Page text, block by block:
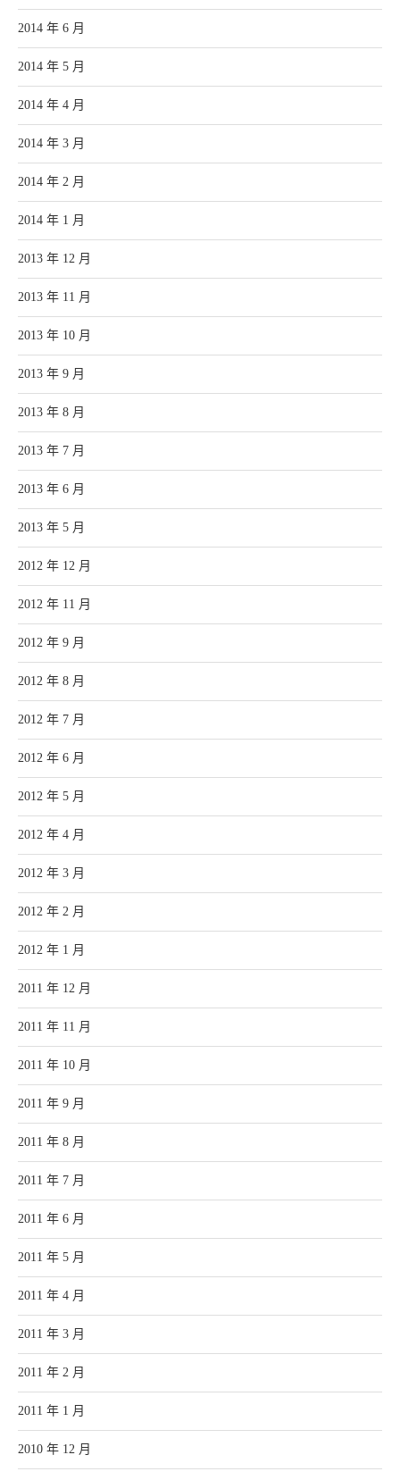
2014 年 6 月
2014 年 5 月
2014 年 4 月
2014 年 3 月
2014 年 2 月
2014 年 1 月
2013 年 12 月
2013 年 11 月
2013 年 10 月
2013 年 9 月
2013 年 8 月
2013 年 7 月
2013 年 6 月
2013 年 5 月
2012 年 12 月
2012 年 11 月
2012 年 9 月
2012 年 8 月
2012 年 7 月
2012 年 6 月
2012 年 5 月
2012 年 4 月
2012 年 3 月
2012 年 2 月
2012 年 1 月
2011 年 12 月
2011 年 11 月
2011 年 10 月
2011 年 9 月
2011 年 8 月
2011 年 7 月
2011 年 6 月
2011 年 5 月
2011 年 4 月
2011 年 3 月
2011 年 2 月
2011 年 1 月
2010 年 12 月